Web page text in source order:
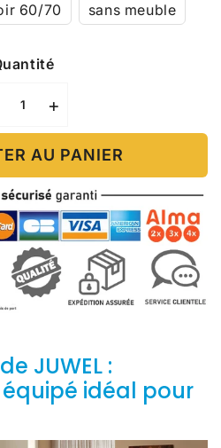
60/70 sans meuble
+
AU PANIER
JUWEL :
idéal pour